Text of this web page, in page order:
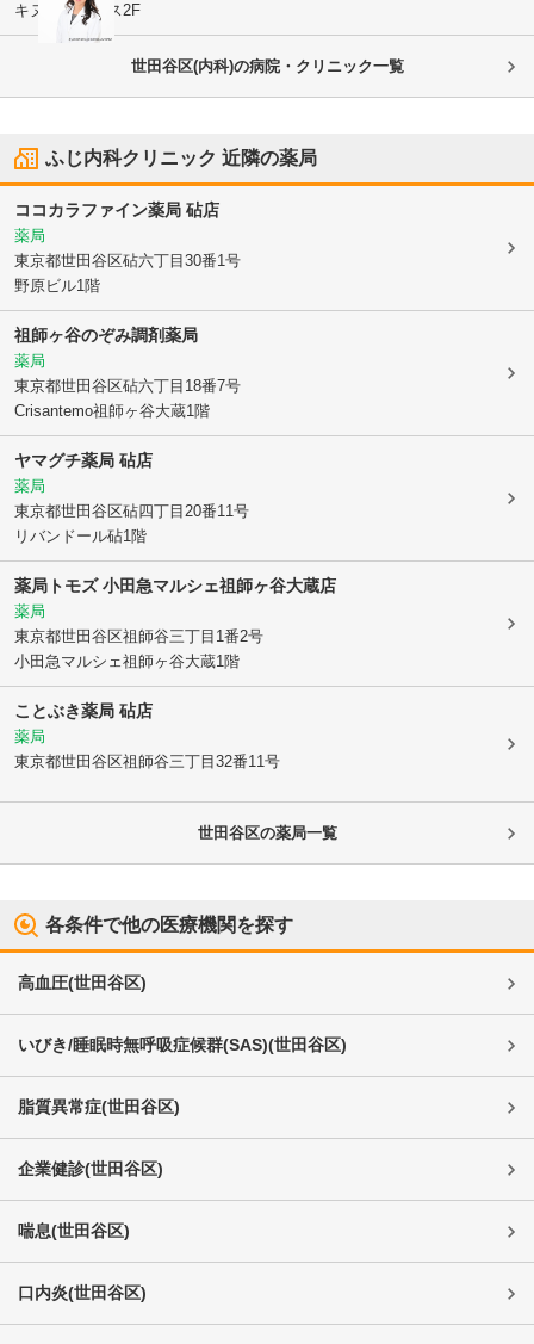
キヌタプレイス2F
世田谷区(内科)の病院・クリニック一覧
ふじ内科クリニック 近隣の薬局
ココカラファイン薬局 砧店
薬局
東京都世田谷区砧六丁目30番1号
野原ビル1階
祖師ヶ谷のぞみ調剤薬局
薬局
東京都世田谷区砧六丁目18番7号
Crisantemo祖師ヶ谷大蔵1階
ヤマグチ薬局 砧店
薬局
東京都世田谷区砧四丁目20番11号
リバンドール砧1階
薬局トモズ 小田急マルシェ祖師ヶ谷大蔵店
薬局
東京都世田谷区祖師谷三丁目1番2号
小田急マルシェ祖師ヶ谷大蔵1階
ことぶき薬局 砧店
薬局
東京都世田谷区祖師谷三丁目32番11号
世田谷区の薬局一覧
各条件で他の医療機関を探す
高血圧(世田谷区)
いびき/睡眠時無呼吸症候群(SAS)(世田谷区)
脂質異常症(世田谷区)
企業健診(世田谷区)
喘息(世田谷区)
口内炎(世田谷区)